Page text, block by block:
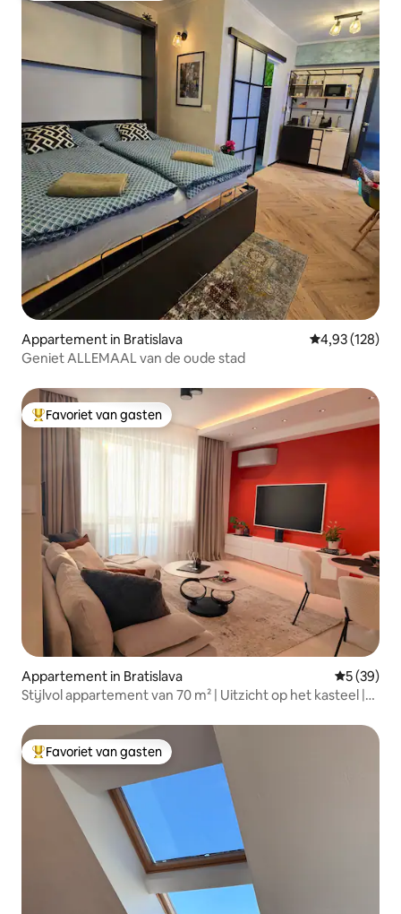
Appartement in Bratislava Gemiddelde
4,93 (128)
Geniet ALLEMAAL van de oude stad
Topfavoriet van gasten
Favoriet van gasten
Appartement in Bratislava
5 (39)
Stijlvol appartement van 70 m² | Uitzicht op het kasteel |
Topfavoriet van gasten
Favoriet van gasten